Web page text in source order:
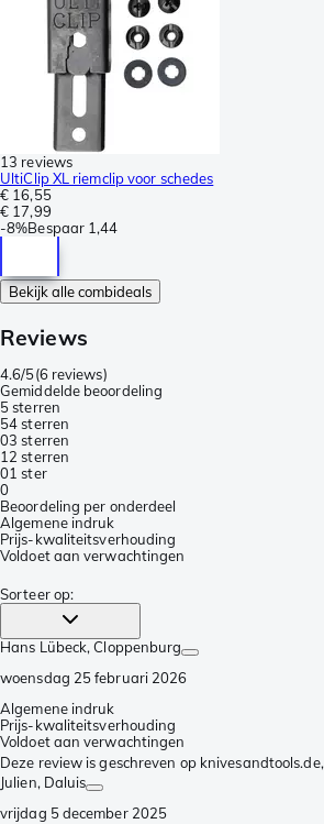
13 reviews
UltiClip XL riemclip voor schedes
€ 16,55
€ 17,99
-8%Bespaar 1,44
Bekijk alle combideals
Reviews
4.6/5(6 reviews)
Gemiddelde beoordeling
5 sterren
54 sterren
03 sterren
1 2 sterren
01 ster
0
Beoordeling per onderdeel
Algemene indruk
Prijs-kwaliteitsverhouding
Voldoet aan verwachtingen
Sorteer op:
Hans Lübeck, Cloppenburg
woensdag 25 februari 2026
Algemene indruk
Prijs-kwaliteitsverhouding
Voldoet aan verwachtingen
Deze review is geschreven op knivesandtools.de,
Julien, Daluis
vrijdag 5 december 2025